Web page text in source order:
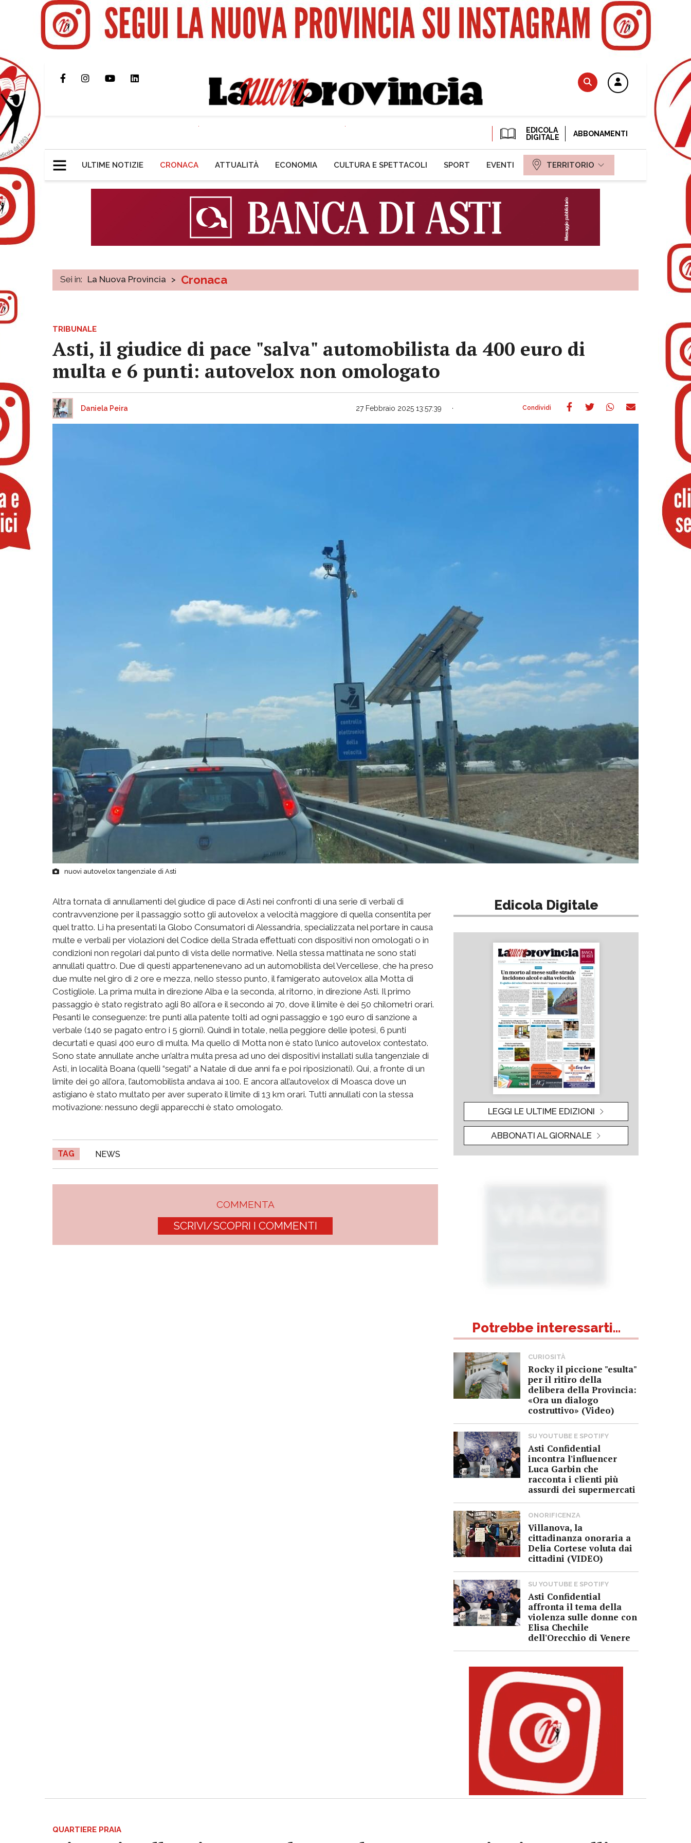
EDICOLA
DIGITALE
ABBONAMENTI
ULTIME NOTIZIE CRONACA ATTUALITÀ ECONOMIA CULTURA E SPETTACOLI SPORT EVENTI TERRITORIO
Sei in: La Nuova Provincia > Cronaca
TRIBUNALE
Asti, il giudice di pace "salva" automobilista da 400 euro di
multa e 6 punti: autovelox non omologato
Daniela Peira 27 Febbraio 2025 13:57:39
nuovi autovelox tangenziale di Asti
Altra tornata di annullamenti del giudice di pace di Asti nei confronti di una serie di verbali di
contravvenzione per il passaggio sotto gli autovelox a velocità maggiore di quella consentita per
quel tratto. Li ha presentati la Globo Consumatori di Alessandria, specializzata nel portare in causa
multe e verbali per violazioni del Codice della Strada effettuati con dispositivi non omologati o in
condizioni non regolari dal punto di vista delle normative. Nella stessa mattinata ne sono stati
annullati quattro. Due di questi appartenenevano ad un automobilista del Vercellese, che ha preso
due multe nel giro di 2 ore e mezza, nello stesso punto, il famigerato autovelox alla Motta di
Costigliole. La prima multa in direzione Alba e la seconda, al ritorno, in direzione Asti. Il primo
passaggio è stato registrato agli 80 all’ora e il secondo ai 70, dove il limite è dei 50 chilometri orari.
Pesanti le conseguenze: tre punti alla patente tolti ad ogni passaggio e 190 euro di sanzione a
verbale (140 se pagato entro i 5 giorni). Quindi in totale, nella peggiore delle ipotesi, 6 punti
decurtati e quasi 400 euro di multa. Ma quello di Motta non è stato l’unico autovelox contestato.
Sono state annullate anche un’altra multa presa ad uno dei dispositivi installati sulla tangenziale di
Asti, in località Boana (quelli “segati” a Natale di due anni fa e poi riposizionati). Qui, a fronte di un
limite dei 90 all’ora, l’automobilista andava ai 100. E ancora all’autovelox di Moasca dove un
astigiano è stato multato per aver superato il limite di 13 km orari. Tutti annullati con la stessa
motivazione: nessuno degli apparecchi è stato omologato.
TAG NEWS
COMMENTA
SCRIVI/SCOPRI I COMMENTI
Edicola Digitale
LEGGI LE ULTIME EDIZIONI
ABBONATI AL GIORNALE
Potrebbe interessarti...
CURIOSITÀ
Rocky il piccione "esulta"
per il ritiro della
delibera della Provincia:
«Ora un dialogo
costruttivo» (Video)
SU YOUTUBE E SPOTIFY
Asti Confidential
incontra l'influencer
Luca Garbin che
racconta i clienti più
assurdi dei supermercati
ONORIFICENZA
Villanova, la
cittadinanza onoraria a
Delia Cortese voluta dai
cittadini (VIDEO)
SU YOUTUBE E SPOTIFY
Asti Confidential
affronta il tema della
violenza sulle donne con
Elisa Chechile
dell'Orecchio di Venere
QUARTIERE PRAIA